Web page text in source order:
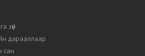
зүй
дарааллаар
сан